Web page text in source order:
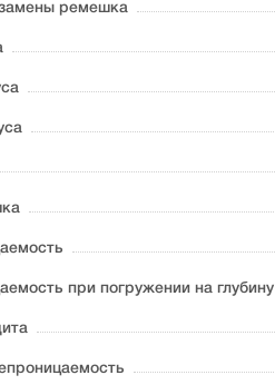
ремешка
при погружении на глубину